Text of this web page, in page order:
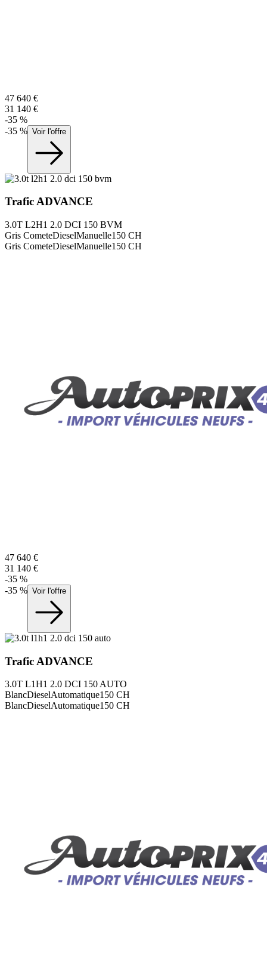
47 640 €
31 140 €
-35 %
-35 % Voir l'offre
TraficADVANCE
3.0T L2H1 2.0 DCI 150 BVM
Gris CometeDieselManuelle150 CH
Gris CometeDieselManuelle150 CH
47 640 €
31 140 €
-35 %
-35 % Voir l'offre
Trafic ADVANCE
3.0T L1H1 2.0 DCI 150 AUTO
BlancDieselAutomatique150 CH
BlancDieselAutomatique150 CH